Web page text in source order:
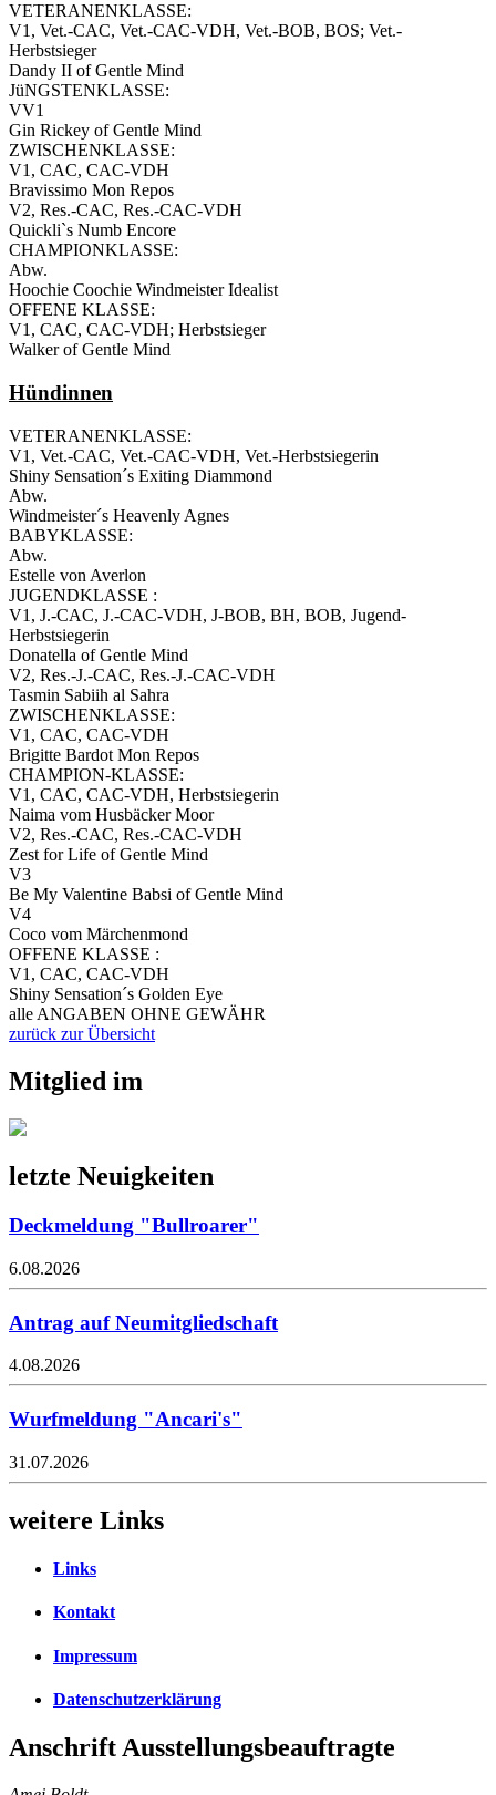
VETERANENKLASSE:
V1, Vet.-CAC, Vet.-CAC-VDH, Vet.-BOB, BOS; Vet.-
Herbstsieger
Dandy II of Gentle Mind
JüNGSTENKLASSE:
VV1
Gin Rickey of Gentle Mind
ZWISCHENKLASSE:
V1, CAC, CAC-VDH
Bravissimo Mon Repos
V2, Res.-CAC, Res.-CAC-VDH
Quickli`s Numb Encore
CHAMPIONKLASSE:
Abw.
Hoochie Coochie Windmeister Idealist
OFFENE KLASSE:
V1, CAC, CAC-VDH; Herbstsieger
Walker of Gentle Mind
Hündinnen
VETERANENKLASSE:
V1, Vet.-CAC, Vet.-CAC-VDH, Vet.-Herbstsiegerin
Shiny Sensation´s Exiting Diammond
Abw.
Windmeister´s Heavenly Agnes
BABYKLASSE:
Abw.
Estelle von Averlon
JUGENDKLASSE :
V1, J.-CAC, J.-CAC-VDH, J-BOB, BH, BOB, Jugend-
Herbstsiegerin
Donatella of Gentle Mind
V2, Res.-J.-CAC, Res.-J.-CAC-VDH
Tasmin Sabiih al Sahra
ZWISCHENKLASSE:
V1, CAC, CAC-VDH
Brigitte Bardot Mon Repos
CHAMPION-KLASSE:
V1, CAC, CAC-VDH, Herbstsiegerin
Naima vom Husbäcker Moor
V2, Res.-CAC, Res.-CAC-VDH
Zest for Life of Gentle Mind
V3
Be My Valentine Babsi of Gentle Mind
V4
Coco vom Märchenmond
OFFENE KLASSE :
V1, CAC, CAC-VDH
Shiny Sensation´s Golden Eye
alle ANGABEN OHNE GEWÄHR
zurück zur Übersicht
Mitglied im
letzte Neuigkeiten
Deckmeldung "Bullroarer"
6.08.2026
Antrag auf Neumitgliedschaft
4.08.2026
Wurfmeldung "Ancari's"
31.07.2026
weitere Links
Links
Kontakt
Impressum
Datenschutzerklärung
Anschrift Ausstellungsbeauftragte